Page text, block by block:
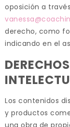
oposición a
derecho, como
indicando en el
Los contenidos
y productos
una obra de